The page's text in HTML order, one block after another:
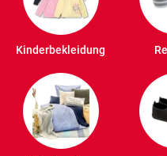
Kinderbekleidung